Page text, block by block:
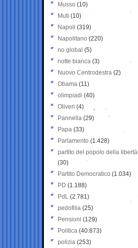
Musso (10)
Muti (10)
Napoli (319)
Napolitano (220)
no global (5)
notte bianca (3)
Nuovo Centrodestra (2)
Obama (11)
olimpiadi (40)
Oliveri (4)
Pannella (29)
Papa (33)
Parlamento (1.428)
partito del popolo della libertà
(30)
Partito Democratico (1.034)
PD (1.188)
PdL (2.781)
pedofilia (25)
Pensioni (129)
Politica (40.873)
polizia (253)